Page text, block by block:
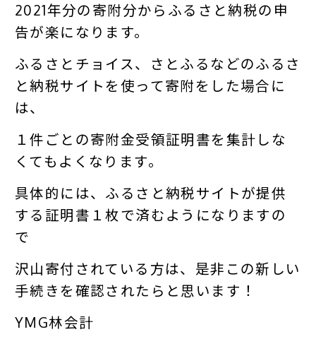
2021年分の寄附分からふるさと納税の申
告が楽になります。
ふるさとチョイス、さとふるなどのふるさ
と納税サイトを使って寄附をした場合に
は、
１件ごとの寄附金受領証明書を集計しな
くてもよくなります。
具体的には、ふるさと納税サイトが提供
する証明書１枚で済むようになりますの
で
沢山寄付されている方は、是非この新しい
手続きを確認されたらと思います！
YMG林会計